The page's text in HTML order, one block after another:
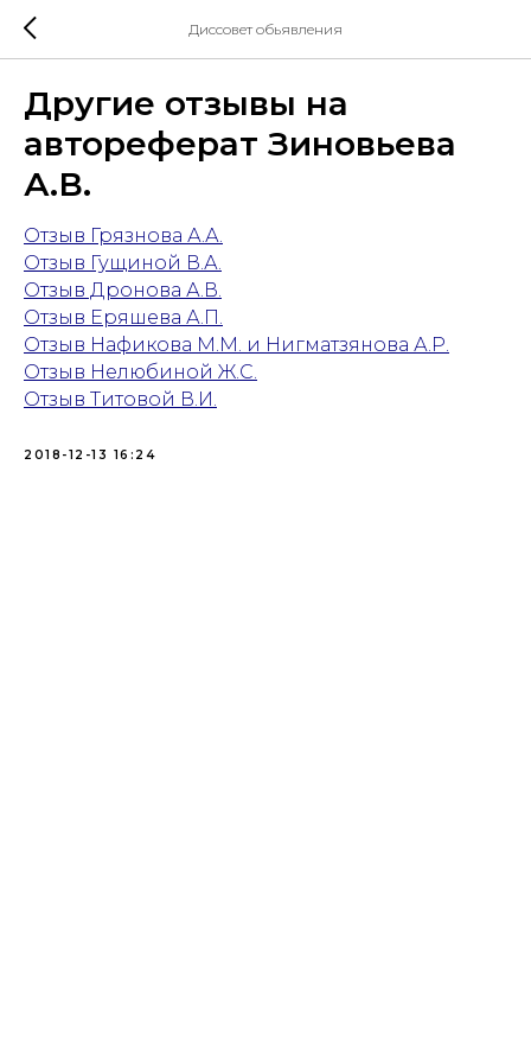
Диссовет обьявления
Другие отзывы на
автореферат Зиновьева
А.В.
Отзыв Грязнова А.А.
Отзыв Гущиной В.А.
Отзыв Дронова А.В.
Отзыв Еряшева А.П.
Отзыв Нафикова М.М. и Нигматзянова А.Р.
Отзыв Нелюбиной Ж.С.
Отзыв Титовой В.И.
2018-12-13 16:24